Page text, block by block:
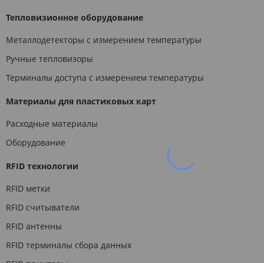
Тепловизионное оборудование
Металлодетекторы с измерением температуры
Ручные тепловизоры
Терминалы доступа с измерением температуры
Материалы для пластиковых карт
Расходные материалы
Оборудование
RFID технологии
RFID метки
RFID считыватели
RFID антенны
RFID терминалы сбора данных